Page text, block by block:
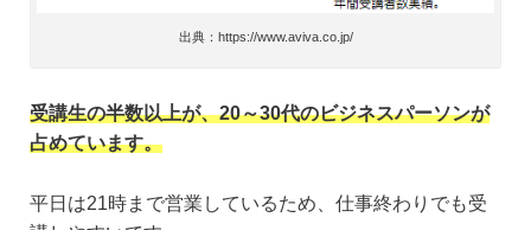
出典：https://www.aviva.co.jp/
受講生の半数以上が、20～30代のビジネスパーソンが
占めています。
平日は21時まで営業しているため、仕事終わりでも受